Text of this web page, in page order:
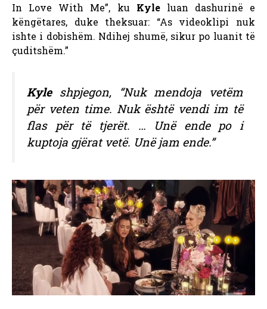
In Love With Me”, ku Kyleluan dashurinë e
këngëtares, duke theksuar: “As videoklipi nuk
ishte i dobishëm. Ndihej shumë, sikur po luanit të
çuditshëm.”
Kyleshpjegon, “Nuk mendoja vetëm
për veten time. Nuk është vendi im të
flas për të tjerët. … Unë ende po i
kuptoja gjërat vetë. Unë jam ende.”